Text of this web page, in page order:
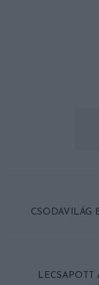
CSODAVILÁG
LECSAPOTT